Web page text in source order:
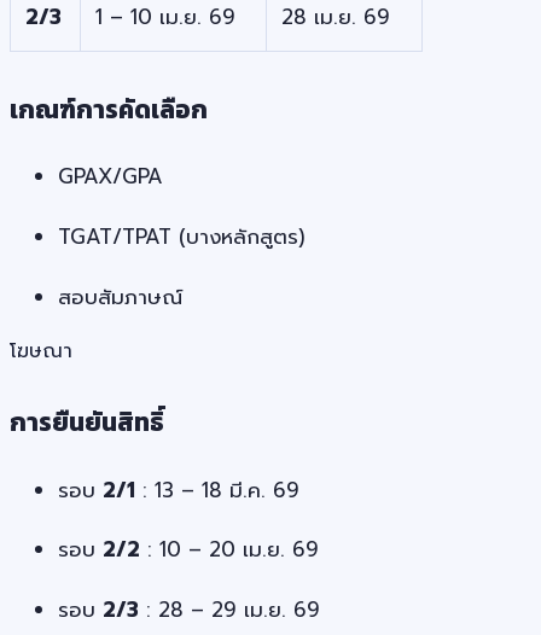
2/3 1 – 10 เม.ย. 69 28 เม.ย. 69
เกณฑ์การคัดเลือก
GPAX/GPA
TGAT/TPAT (บางหลักสูตร)
สอบสัมภาษณ์
โฆษณา
การยืนยันสิทธิ์
รอบ 2/1 : 13 – 18 มี.ค. 69
รอบ 2/2 : 10 – 20 เม.ย. 69
รอบ 2/3 : 28 – 29 เม.ย. 69